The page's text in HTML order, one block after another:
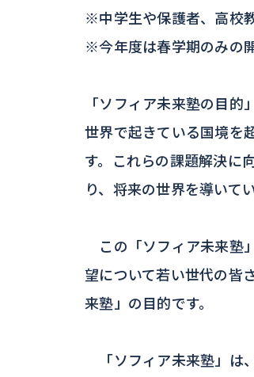
※中学生や保護者、高校
※今年度は春学期のみの
「ソフィア未来塾の目
世界で起きている国境を
す。これらの課題解決に
り、将来の世界を導いて
この「ソフィア未来塾
望について若い世代の皆
来塾」の目的です。
「ソフィア未来塾」は